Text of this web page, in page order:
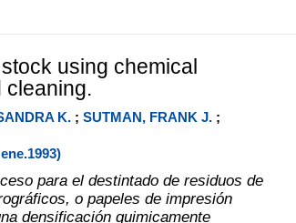
using chemical
cleaning.
K.; SUTMAN, FRANK J.;
para el destintado de residuos de
o papeles de impresión
densificación quimicamente